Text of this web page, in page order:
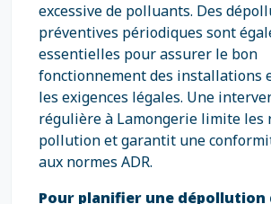
excessive de polluants. Des
préventives périodiques sont
essentielles pour assurer le bon
fonctionnement des installations
les exigences légales. Une
régulière à Lamongerie limite les
pollution et garantit une
aux normes ADR.
Pour planifier une dépollution